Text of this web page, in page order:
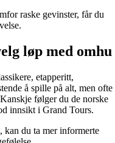
raske gevinster, får du
løp med omhu
etapperitt,
å spille på alt, men ofte
følger du de norske
innsikt i Grand Tours.
kan du ta mer informerte